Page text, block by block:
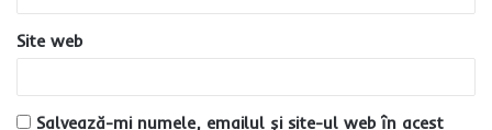
Site web
Salvează-mi numele, emailul și site-ul web în acest